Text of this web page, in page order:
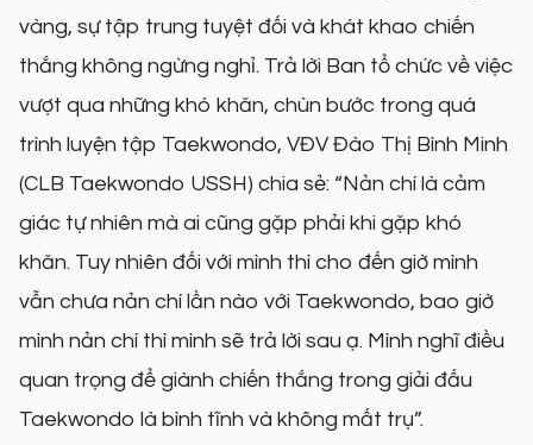
vàng, sự tập trung tuyệt đối và khát khao chiến
thắng không ngừng nghỉ. Trả lời Ban tổ chức về việc
vượt qua những khó khăn, chùn bước trong quá
trình luyện tập Taekwondo, VĐV Đào Thị Bình Minh
(CLB Taekwondo USSH) chia sẻ: “Nản chí là cảm
giác tự nhiên mà ai cũng gặp phải khi gặp khó
khăn. Tuy nhiên đối với mình thì cho đến giờ mình
vẫn chưa nản chí lần nào với Taekwondo, bao giờ
mình nản chí thì mình sẽ trả lời sau ạ. Mình nghĩ điều
quan trọng để giành chiến thắng trong giải đấu
Taekwondo là bình tĩnh và không mất trụ”.